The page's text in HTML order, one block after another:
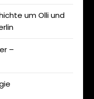
um Olli und
–